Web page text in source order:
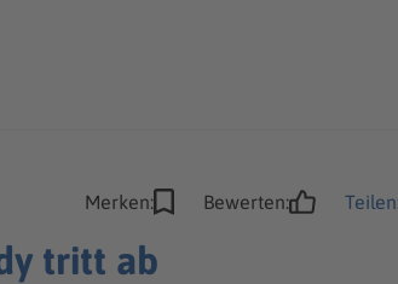
Merken: Bewerten:
tritt ab